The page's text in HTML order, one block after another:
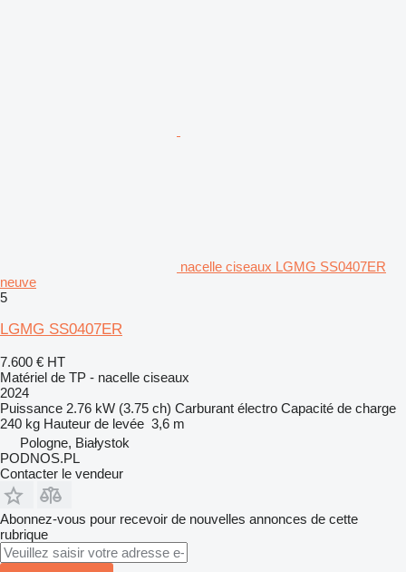
nacelle ciseaux LGMG SS0407ER
neuve
5
LGMG SS0407ER
7.600 € HT
Matériel de TP - nacelle ciseaux
2024
Puissance 2.76 kW (3.75 ch) Carburant électro Capacité de charge
240 kg Hauteur de levée 3,6 m
Pologne, Białystok
PODNOS.PL
Contacter le vendeur
Abonnez-vous pour recevoir de nouvelles annonces de cette
rubrique